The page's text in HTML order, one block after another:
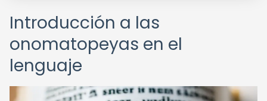
Introducción a las
onomatopeyas en el
lenguaje